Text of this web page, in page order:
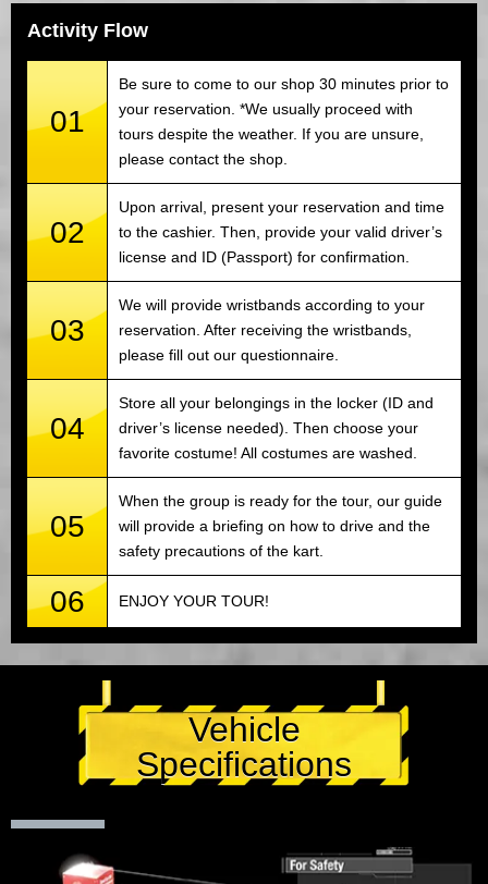
Activity Flow
01
Be sure to come to our shop 30 minutes prior to
your reservation. *We usually proceed with
tours despite the weather. If you are unsure,
please contact the shop.
02
Upon arrival, present your reservation and time
to the cashier. Then, provide your valid driver’s
license and ID (Passport) for confirmation.
03
We will provide wristbands according to your
reservation. After receiving the wristbands,
please fill out our questionnaire.
04
Store all your belongings in the locker (ID and
driver’s license needed). Then choose your
favorite costume! All costumes are washed.
05
When the group is ready for the tour, our guide
will provide a briefing on how to drive and the
safety precautions of the kart.
06 ENJOY YOUR TOUR!
Vehicle
Specifications